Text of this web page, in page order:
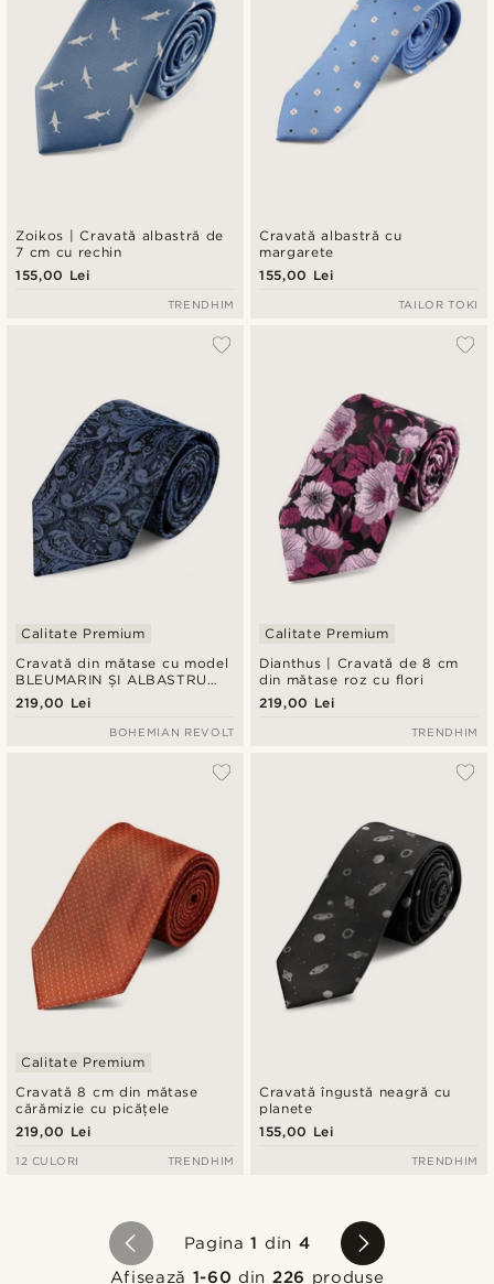
Zoikos | Cravată albastră de
7 cm cu rechin
155,00 Lei
TRENDHIM
Cravată albastră cu
margarete
155,00 Lei
TAILOR TOKI
Cravată din mătase cu model
BLEUMARIN ȘI ALBASTRU
DESCHIS | 8 cm
Calitate Premium
219,00 Lei
BOHEMIAN REVOLT
Dianthus | Cravată de 8 cm
din mătase roz cu flori
Calitate Premium
219,00 Lei
TRENDHIM
Cravată 8 cm din mătase
cărămizie cu picățele
Calitate Premium
219,00 Lei
12 CULORI TRENDHIM
Cravată îngustă neagră cu
planete
155,00 Lei
TRENDHIM
Pagina1 din 4
Afișează 1-60 din 226 produse